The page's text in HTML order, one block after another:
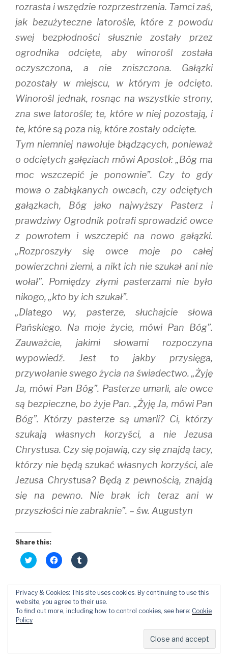
rozrasta i wszędzie rozprzestrzenia. Tamci zaś,
jak bezużyteczne latorośle, które z powodu
swej bezpłodności słusznie zostały przez
ogrodnika odcięte, aby winorośl została
oczyszczona, a nie zniszczona. Gałązki
pozostały w miejscu, w którym je odcięto.
Winorośl jednak, rosnąc na wszystkie strony,
zna swe latorośle; te, które w niej pozostają, i
te, które są poza nią, które zostały odcięte.
Tym niemniej nawołuje błądzących, ponieważ
o odciętych gałęziach mówi Apostoł: „Bóg ma
moc wszczepić je ponownie”. Czy to gdy
mowa o zabłąkanych owcach, czy odciętych
gałązkach, Bóg jako najwyższy Pasterz i
prawdziwy Ogrodnik potrafi sprowadzić owce
z powrotem i wszczepić na nowo gałązki.
„Rozproszyły się owce moje po całej
powierzchni ziemi, a nikt ich nie szukał ani nie
wołał”. Pomiędzy złymi pasterzami nie było
nikogo, „kto by ich szukał”.
„Dlatego wy, pasterze, słuchajcie słowa
Pańskiego. Na moje życie, mówi Pan Bóg”.
Zauważcie, jakimi słowami rozpoczyna
wypowiedź. Jest to jakby przysięga,
przywołanie swego życia na świadectwo. „Żyję
Ja, mówi Pan Bóg”. Pasterze umarli, ale owce
są bezpieczne, bo żyje Pan. „Żyję Ja, mówi Pan
Bóg”. Którzy pasterze są umarli? Ci, którzy
szukają własnych korzyści, a nie Jezusa
Chrystusa. Czy się pojawią, czy się znajdą tacy,
którzy nie będą szukać własnych korzyści, ale
Jezusa Chrystusa? Będą z pewnością, znajdą
się na pewno. Nie brak ich teraz ani w
przyszłości nie zabraknie”. – św. Augustyn
Share this:
C
l
k
t
o
s
h
T
C
l
k
t
o
s
h
F
C
l
k
t
o
s
h
T
Przeczytaj Także:
W imię Prawdy! C. D. 242
W imię Prawdy! C. D. 358
Privacy & Cookies: This site uses cookies. By continuing to use this
website, you agree to their use.
To find out more, including how to control cookies, see here: Cookie
Policy